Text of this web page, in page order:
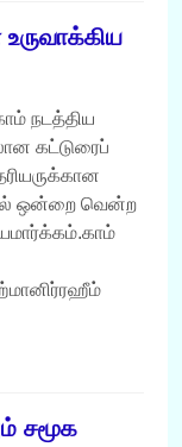
நடத்திய
கட்டுரைப்
ஒன்றை வென்ற
சமூக